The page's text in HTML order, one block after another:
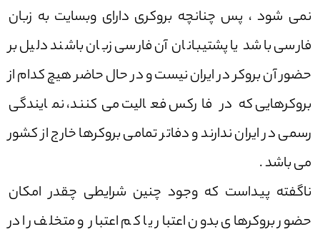
نمی شود ، پس چنانچه بروکری دارای وبسایت به زبان
فارسی باشد یا پشتیبانان آن فارسی زبان باشند دلیل بر
حضور آن بروکر در ایران نیست و در حال حاضر هیچ کدام از
بروکرهایی که در فارکس فعالیت می‌کنند، نمایندگی
رسمی در ایران ندارند و دفاتر تمامی بروکرها خارج از کشور
می باشد .
ناگفته پیداست که وجود چنین شرایطی چقدر امکان
حضور بروکرهای بدون اعتبار یا کم اعتبار و متخلف را در